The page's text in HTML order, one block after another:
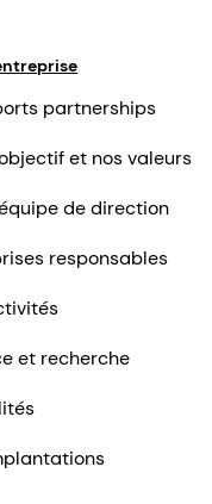
partnerships
et nos valeurs
de direction
responsables
et recherche